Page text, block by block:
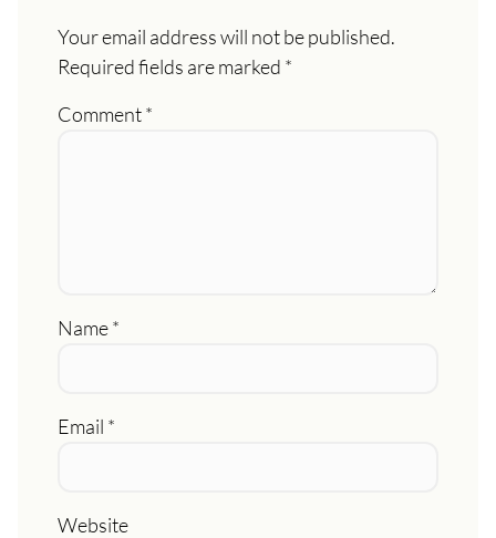
Your email address will not be published.
Required fields are marked *
Comment*
Name*
Email *
Website